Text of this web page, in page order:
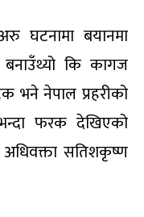
घटनामा बयानमा
कि कागज
भने नेपाल प्रहरीको
फरक देखिएको
अधिवक्ता सतिशकृष्ण